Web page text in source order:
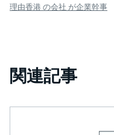
理由香港 の会社 が企業幹事
関連記事